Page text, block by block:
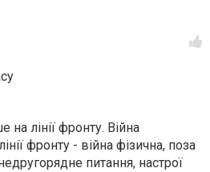
на лінії фронту. Війна
фронту - війна фізична, поза
питання, настрої